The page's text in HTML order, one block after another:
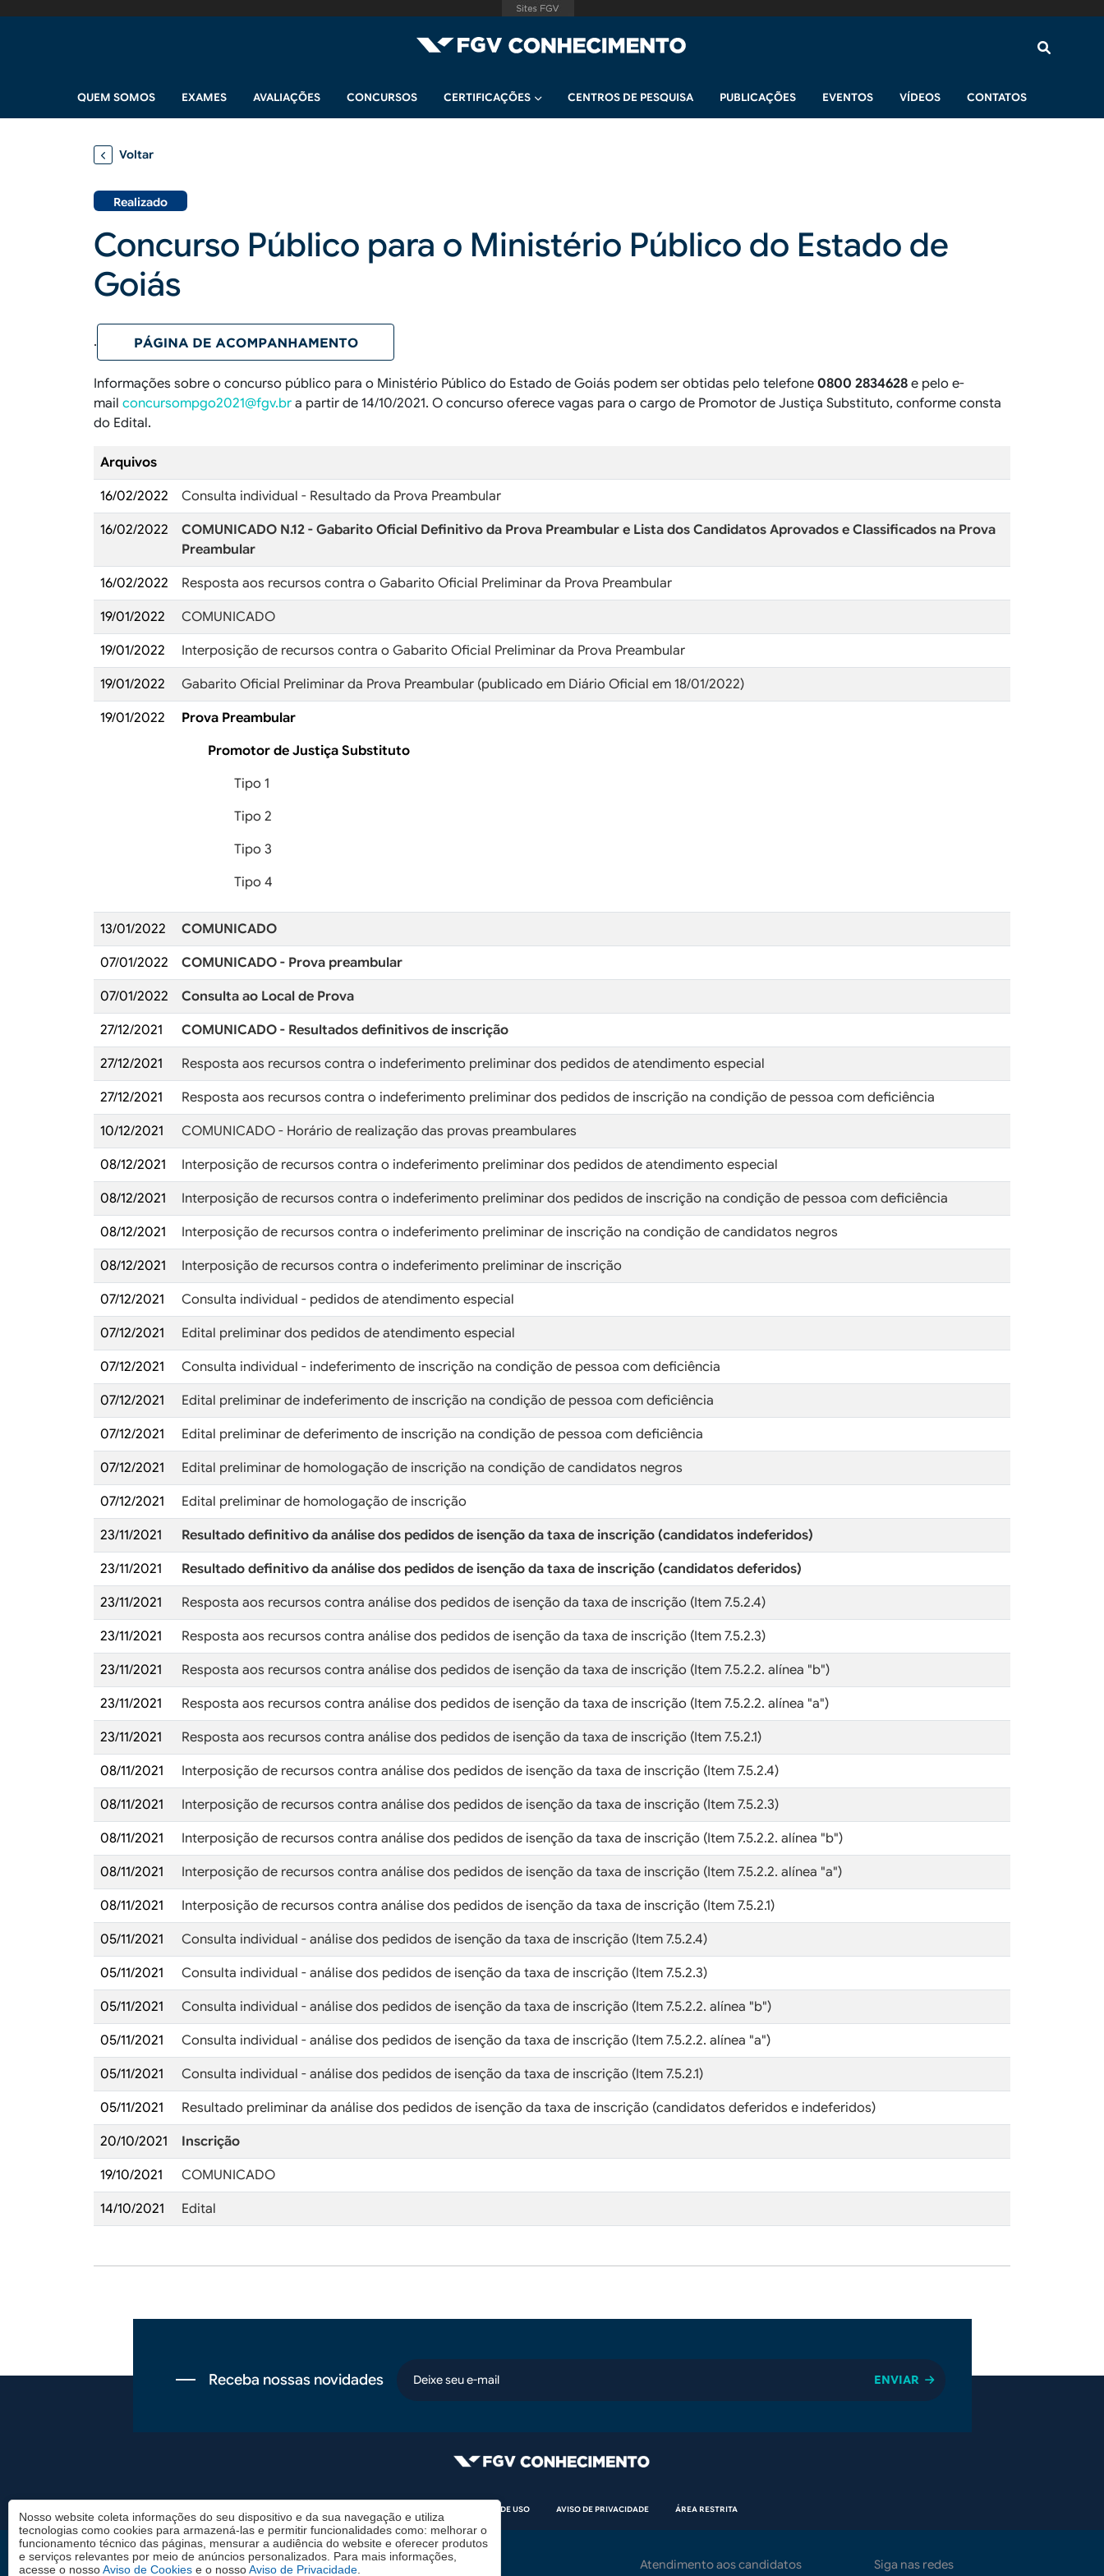
Navegação principal
QUEM SOMOS EXAMES AVALIAÇÕES CONCURSOS CERTIFICAÇÕES CENTROS DE PESQUISA PUBLICAÇÕES EVENTOS VÍDEOS CONTATOS
Voltar
Realizado
Concurso Público para o Ministério Público do Estado de
Goiás
.
Informações sobre o concurso público para o Ministério Público do Estado de Goiás podem ser obtidas pelo telefone 0800 2834628 e pelo e-
mail concursompgo2021@fgv.br a partir de 14/10/2021. O concurso oferece vagas para o cargo de Promotor de Justiça Substituto, conforme consta
do Edital.
Arquivos
16/02/2022 Consulta individual - Resultado da Prova Preambular
16/02/2022
COMUNICADO N.12 - Gabarito Oficial Definitivo da Prova Preambular e Lista dos Candidatos Aprovados e Classificados na Prova
Preambular
16/02/2022 Resposta aos recursos contra o Gabarito Oficial Preliminar da Prova Preambular
19/01/2022 COMUNICADO
19/01/2022 Interposição de recursos contra o Gabarito Oficial Preliminar da Prova Preambular
19/01/2022 Gabarito Oficial Preliminar da Prova Preambular (publicado em Diário Oficial em 18/01/2022)
19/01/2022
Prova Preambular
Promotor de Justiça Substituto
Tipo 1
Tipo 2
Tipo 3
Tipo 4
13/01/2022 COMUNICADO
07/01/2022 COMUNICADO - Prova preambular
07/01/2022 Consulta ao Local de Prova
27/12/2021 COMUNICADO - Resultados definitivos de inscrição
27/12/2021 Resposta aos recursos contra o indeferimento preliminar dos pedidos de atendimento especial
27/12/2021 Resposta aos recursos contra o indeferimento preliminar dos pedidos de inscrição na condição de pessoa com deficiência
10/12/2021 COMUNICADO - Horário de realização das provas preambulares
08/12/2021 Interposição de recursos contra o indeferimento preliminar dos pedidos de atendimento especial
08/12/2021 Interposição de recursos contra o indeferimento preliminar dos pedidos de inscrição na condição de pessoa com deficiência
08/12/2021 Interposição de recursos contra o indeferimento preliminar de inscrição na condição de candidatos negros
08/12/2021 Interposição de recursos contra o indeferimento preliminar de inscrição
07/12/2021 Consulta individual - pedidos de atendimento especial
07/12/2021 Edital preliminar dos pedidos de atendimento especial
07/12/2021 Consulta individual - indeferimento de inscrição na condição de pessoa com deficiência
07/12/2021 Edital preliminar de indeferimento de inscrição na condição de pessoa com deficiência
07/12/2021 Edital preliminar de deferimento de inscrição na condição de pessoa com deficiência
07/12/2021 Edital preliminar de homologação de inscrição na condição de candidatos negros
07/12/2021 Edital preliminar de homologação de inscrição
23/11/2021 Resultado definitivo da análise dos pedidos de isenção da taxa de inscrição (candidatos indeferidos)
23/11/2021 Resultado definitivo da análise dos pedidos de isenção da taxa de inscrição (candidatos deferidos)
23/11/2021 Resposta aos recursos contra análise dos pedidos de isenção da taxa de inscrição (Item 7.5.2.4)
23/11/2021 Resposta aos recursos contra análise dos pedidos de isenção da taxa de inscrição (Item 7.5.2.3)
23/11/2021 Resposta aos recursos contra análise dos pedidos de isenção da taxa de inscrição (Item 7.5.2.2. alínea "b")
23/11/2021 Resposta aos recursos contra análise dos pedidos de isenção da taxa de inscrição (Item 7.5.2.2. alínea "a")
23/11/2021 Resposta aos recursos contra análise dos pedidos de isenção da taxa de inscrição (Item 7.5.2.1)
08/11/2021 Interposição de recursos contra análise dos pedidos de isenção da taxa de inscrição (Item 7.5.2.4)
08/11/2021 Interposição de recursos contra análise dos pedidos de isenção da taxa de inscrição (Item 7.5.2.3)
08/11/2021 Interposição de recursos contra análise dos pedidos de isenção da taxa de inscrição (Item 7.5.2.2. alínea "b")
08/11/2021 Interposição de recursos contra análise dos pedidos de isenção da taxa de inscrição (Item 7.5.2.2. alínea "a")
08/11/2021 Interposição de recursos contra análise dos pedidos de isenção da taxa de inscrição (Item 7.5.2.1)
05/11/2021 Consulta individual - análise dos pedidos de isenção da taxa de inscrição (Item 7.5.2.4)
05/11/2021 Consulta individual - análise dos pedidos de isenção da taxa de inscrição (Item 7.5.2.3)
05/11/2021 Consulta individual - análise dos pedidos de isenção da taxa de inscrição (Item 7.5.2.2. alínea "b")
05/11/2021 Consulta individual - análise dos pedidos de isenção da taxa de inscrição (Item 7.5.2.2. alínea "a")
05/11/2021 Consulta individual - análise dos pedidos de isenção da taxa de inscrição (Item 7.5.2.1)
05/11/2021 Resultado preliminar da análise dos pedidos de isenção da taxa de inscrição (candidatos deferidos e indeferidos)
20/10/2021 Inscrição
19/10/2021 COMUNICADO
14/10/2021 Edital
Receba nossas novidades email
Rodapé TERMOS DE USO AVISO DE PRIVACIDADE ÁREA RESTRITA
Rio de Janeiro São Paulo Contrate-nos Atendimento aos candidatos Siga nas redes
Nosso website coleta informações do seu dispositivo e da sua navegação e utiliza
tecnologias como cookies para armazená-las e permitir funcionalidades como: melhorar o
funcionamento técnico das páginas, mensurar a audiência do website e oferecer produtos
e serviços relevantes por meio de anúncios personalizados. Para mais informações,
acesse o nossoAviso de Cookies e o nossoAviso de Privacidade